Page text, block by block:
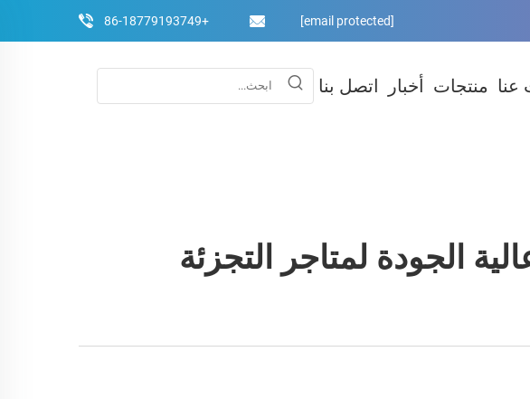
+86-18779193749 [email protected]
عنا منتجات أخبار اتصل بنا
الجودة لمتاجر التجزئة